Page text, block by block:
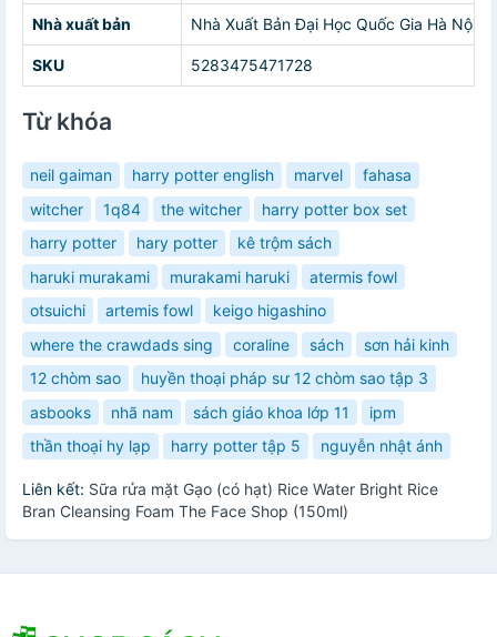
Nhà xuất bản Nhà Xuất Bản Đại Học Quốc Gia Hà Nội
SKU 5283475471728
Từ khóa
neil gaiman harry potter english marvel
fahasa
witcher
1q84 the witcher
harry potter box set
harry potter
hary potter
kê trộm sách
haruki murakami
murakami haruki
atermis fowl
otsuichi
artemis fowl
keigo higashino
where the crawdads sing
coraline sách
sơn hải kinh
12 chòm sao
huyền thoại pháp sư 12 chòm sao tập 3
asbooks
nhã nam sách giáo khoa lớp 11
ipm
thần thoại hy lạp
harry potter tập 5 nguyễn nhật ánh
Liên kết: Sữa rửa mặt Gạo (có hạt) Rice Water Bright Rice
Bran Cleansing Foam The Face Shop (150ml)